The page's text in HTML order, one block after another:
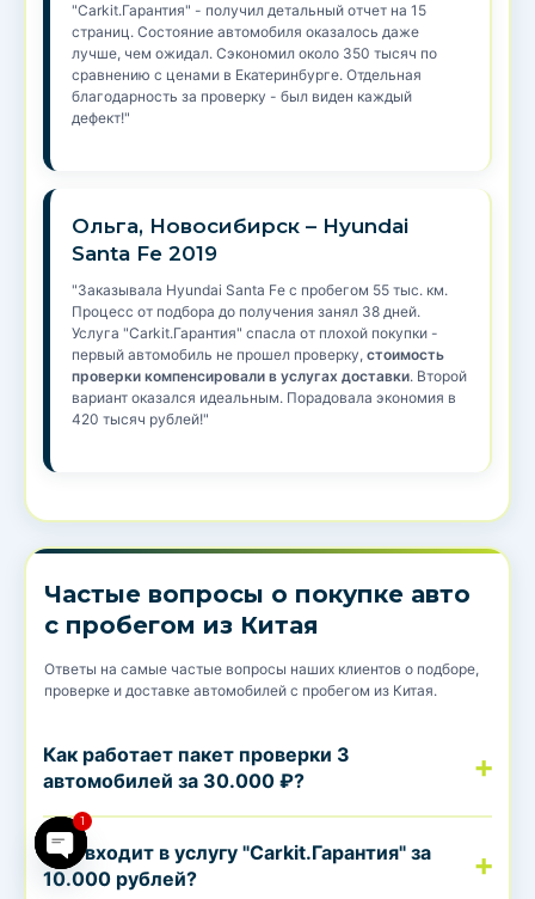
"Carkit.Гарантия" - получил детальный отчет на 15
страниц. Состояние автомобиля оказалось даже
лучше, чем ожидал. Сэкономил около 350 тысяч по
сравнению с ценами в Екатеринбурге. Отдельная
благодарность за проверку - был виден каждый
дефект!"
Ольга, Новосибирск – Hyundai
Santa Fe 2019
"Заказывала Hyundai Santa Fe с пробегом 55 тыс. км.
Процесс от подбора до получения занял 38 дней.
Услуга "Carkit.Гарантия" спасла от плохой покупки -
первый автомобиль не прошел проверку, стоимость
проверки компенсировали в услугах доставки. Второй
вариант оказался идеальным. Порадовала экономия в
420 тысяч рублей!"
Частые вопросы о покупке авто
с пробегом из Китая
Ответы на самые частые вопросы наших клиентов о подборе,
проверке и доставке автомобилей с пробегом из Китая.
Как работает пакет проверки 3
автомобилей за 30.000 ₽?
Что входит в услугу "Carkit.Гарантия" за
10.000 рублей?
chaty
1